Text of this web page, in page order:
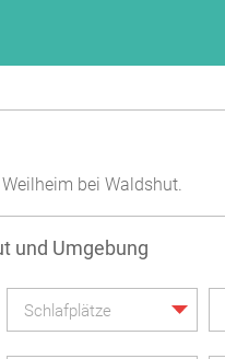
bei Waldshut.
und Umgebung
Schlafplätze